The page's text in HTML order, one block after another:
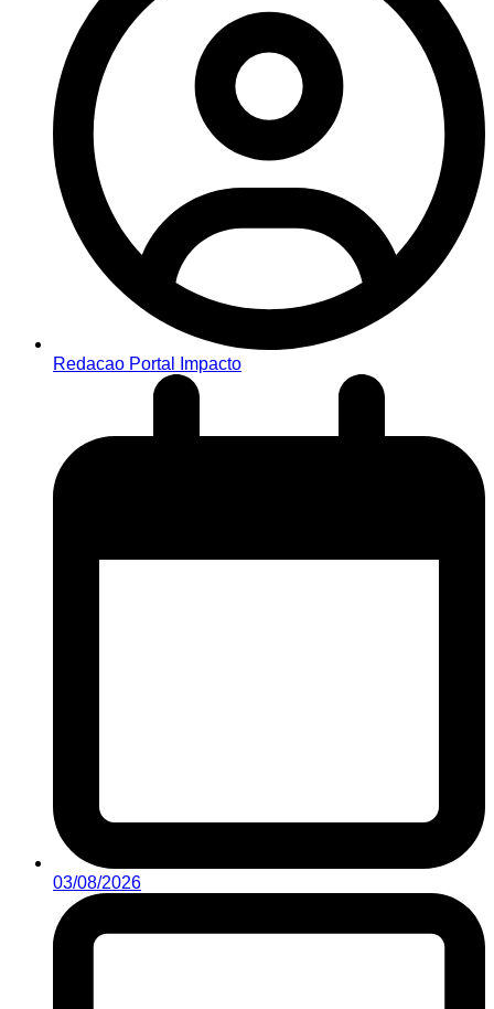
Redacao Portal Impacto
03/08/2026